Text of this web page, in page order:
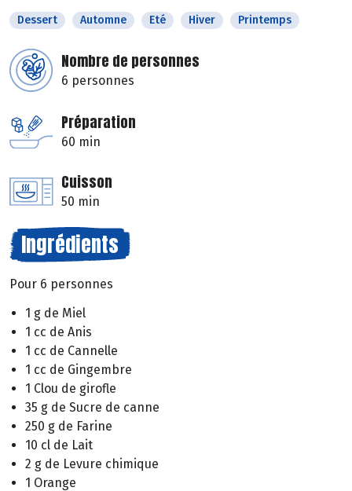
Dessert Automne Eté Hiver Printemps
Nombre de personnes
6 personnes
Préparation
60 min
Cuisson
50 min
Ingrédients
Pour 6 personnes
1 g de Miel
1 cc de Anis
1 cc de Cannelle
1 cc de Gingembre
1 Clou de girofle
35 g de Sucre de canne
250 g de Farine
10 cl de Lait
2 g de Levure chimique
1 Orange